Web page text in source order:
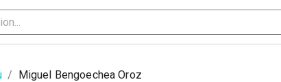
/ Miguel Bengoechea Oroz